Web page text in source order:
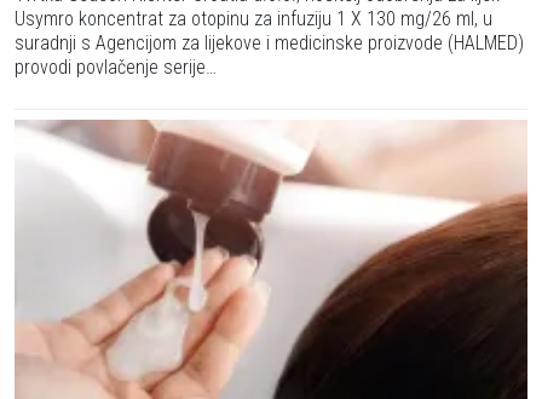
Usymro koncentrat za otopinu za infuziju 1 X 130 mg/26 ml, u
suradnji s Agencijom za lijekove i medicinske proizvode (HALMED)
provodi povlačenje serije…